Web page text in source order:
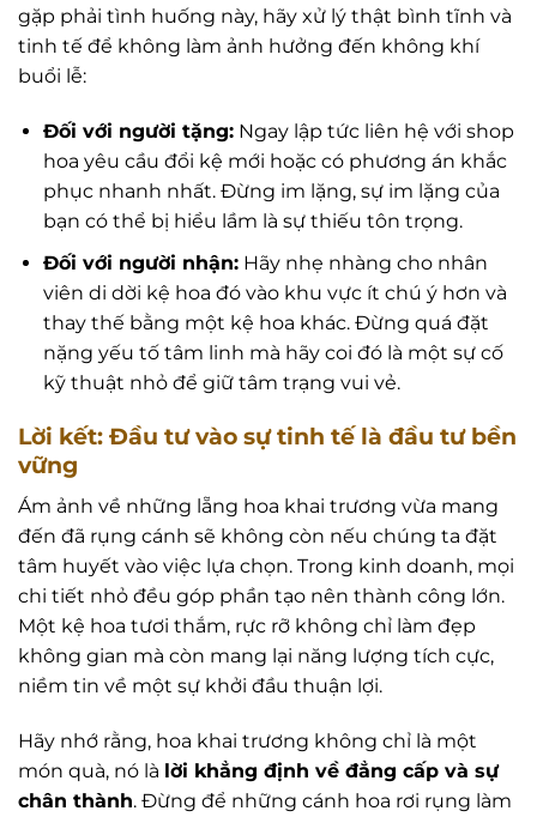
gặp phải tình huống này, hãy xử lý thật bình tĩnh và
tinh tế để không làm ảnh hưởng đến không khí
buổi lễ:
Đối với người tặng:Ngay lập tức liên hệ với shop
hoa yêu cầu đổi kệ mới hoặc có phương án khắc
phục nhanh nhất. Đừng im lặng, sự im lặng của
bạn có thể bị hiểu lầm là sự thiếu tôn trọng.
Đối với người nhận:Hãy nhẹ nhàng cho nhân
viên di dời kệ hoa đó vào khu vực ít chú ý hơn và
thay thế bằng một kệ hoa khác. Đừng quá đặt
nặng yếu tố tâm linh mà hãy coi đó là một sự cố
kỹ thuật nhỏ để giữ tâm trạng vui vẻ.
Lời kết: Đầu tư vào sự tinh tế là đầu tư bền
vững
Ám ảnh về những lẵng hoa khai trương vừa mang
đến đã rụng cánh sẽ không còn nếu chúng ta đặt
tâm huyết vào việc lựa chọn. Trong kinh doanh, mọi
chi tiết nhỏ đều góp phần tạo nên thành công lớn.
Một kệ hoa tươi thắm, rực rỡ không chỉ làm đẹp
không gian mà còn mang lại năng lượng tích cực,
niềm tin về một sự khởi đầu thuận lợi.
Hãy nhớ rằng, hoa khai trương không chỉ là một
món quà, nó là lời khẳng định về đẳng cấp và sự
chân thành. Đừng để những cánh hoa rơi rụng làm